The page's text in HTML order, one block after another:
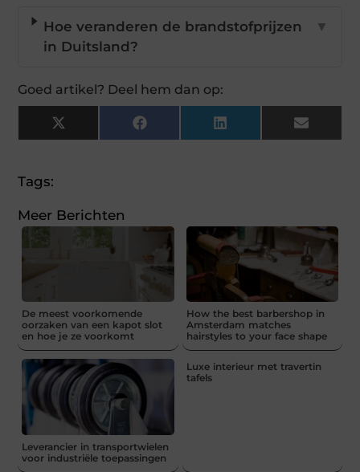
Hoe veranderen de brandstofprijzen
in Duitsland?
▼
Goed artikel? Deel hem dan op:
X
(Twitter)
Facebook LinkedIn Email
Tags:
Meer Berichten
De meest voorkomende
oorzaken van een kapot slot
en hoe je ze voorkomt
How the best barbershop in
Amsterdam matches
hairstyles to your face shape
Leverancier in transportwielen
voor industriële toepassingen
Luxe interieur met travertin
tafels